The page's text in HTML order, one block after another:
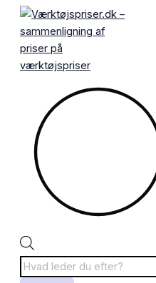
indholdet
Products